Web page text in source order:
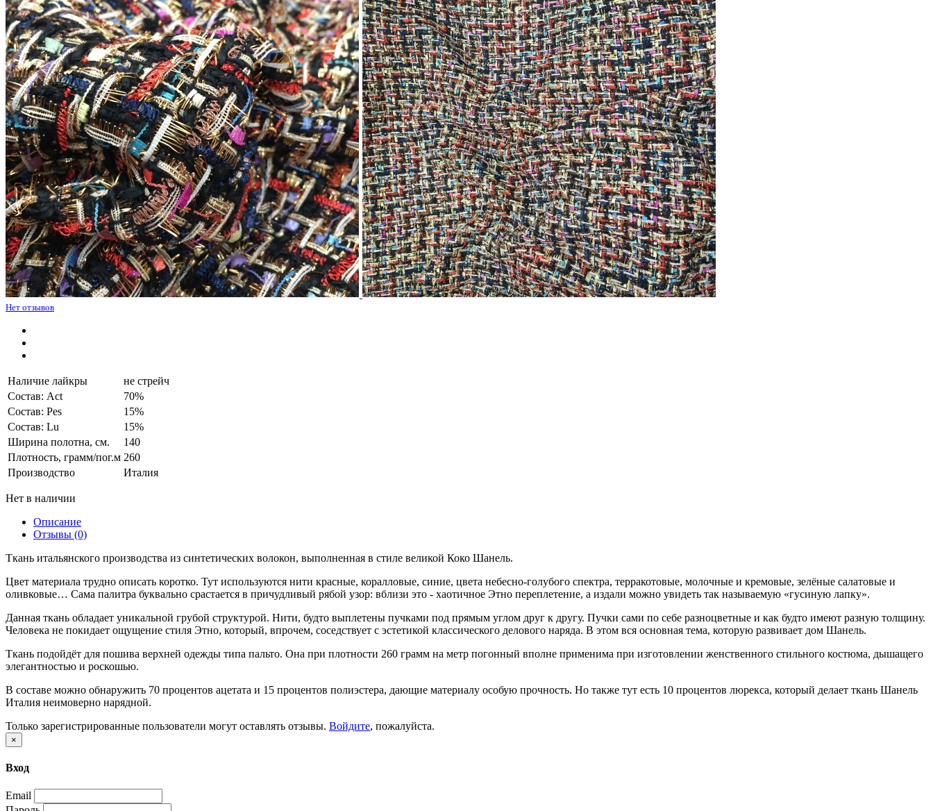
Нет отзывов
Наличие лайкры
не стрейч
Состав: Act
70%
Состав: Pes
15%
Состав: Lu
15%
Ширина полотна, см.
140
Плотность, грамм/пог.м 260
Производство
Италия
Нет в наличии
Описание
Отзывы (0)
Ткань итальянского производства из синтетических волокон, выполненная в стиле великой Коко Шанель.
Цвет материала трудно описать коротко. Тут используются нити красные, коралловые, синие, цвета небесно-голубого спектра, терракотовые, молочные и кремовые, зелёные салатовые и
оливковые… Сама палитра буквально срастается в причудливый рябой узор: вблизи это - хаотичное Этно переплетение, а издали можно увидеть так называемую «гусиную лапку».
Данная ткань обладает уникальной грубой структурой. Нити, будто выплетены пучками под прямым углом друг к другу. Пучки сами по себе разноцветные и как будто имеют разную толщину.
Человека не покидает ощущение стиля Этно, который, впрочем, соседствует с эстетикой классического делового наряда. В этом вся основная тема, которую развивает дом Шанель.
Ткань подойдёт для пошива верхней одежды типа пальто. Она при плотности 260 грамм на метр погонный вполне применима при изготовлении женственного стильного костюма, дышащего
элегантностью и роскошью.
В составе можно обнаружить 70 процентов ацетата и 15 процентов полиэстера, дающие материалу особую прочность. Но также тут есть 10 процентов люрекса, который делает ткань Шанель
Италия неимоверно нарядной.
Только зарегистрированные пользователи могут оставлять отзывы. Войдите, пожалуйста.
×
Вход
Email